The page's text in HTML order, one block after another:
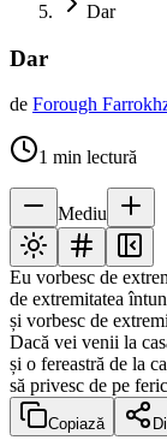
Dar
Dar
de Forough
1 min lectură
Mediu
Eu vorbesc de
de extremitatea
și vorbesc de
Dacă vei venii la
și o fereastră de la
să privesc de pe
Copiază